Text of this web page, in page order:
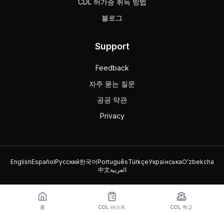
CDL 허가증 취득 방법
블로그
Support
Feedback
자주 묻는 질문
공공 약관
Privacy
EnglishEspañolРусский한국어PortuguêsTürkçeУкраїнськаOʻzbekcha
中文العربية
© 2026 TruckDriver.help LLC
이 플랫폼은 회사 소유이며 정부 기관과 관련이 없습니다.
홈 CDL 테스트 CDL 학교